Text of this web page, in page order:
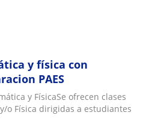
y física con
PAES
y FísicaSe ofrecen clases
o Física dirigidas a estudiantes